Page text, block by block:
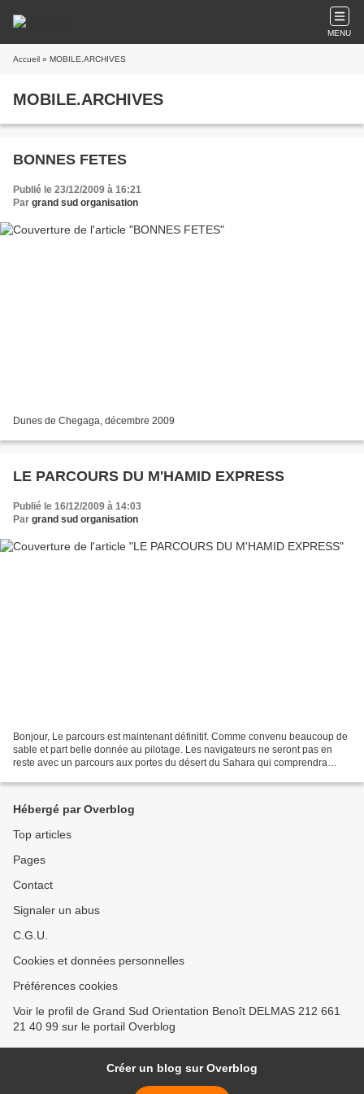
MENU
Accueil » MOBILE.ARCHIVES
MOBILE.ARCHIVES
BONNES FETES
Publié le 23/12/2009 à 16:21
Par grand sud organisation
Dunes de Chegaga, décembre 2009
LE PARCOURS DU M'HAMID EXPRESS
Publié le 16/12/2009 à 14:03
Par grand sud organisation
Bonjour, Le parcours est maintenant définitif. Comme convenu beaucoup de
sable et part belle donnée au pilotage. Les navigateurs ne seront pas en
reste avec un parcours aux portes du désert du Sahara qui comprendra
Hébergé par Overblog
Top articles
Pages
Contact
Signaler un abus
C.G.U.
Cookies et données personnelles
Préférences cookies
Voir le profil de Grand Sud Orientation Benoît DELMAS 212 661
21 40 99 sur le portail Overblog
Créer un blog sur Overblog